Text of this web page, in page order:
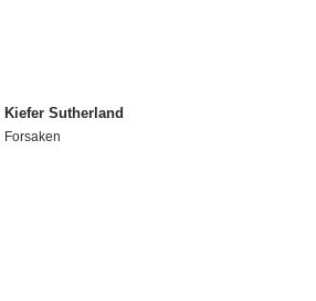
Kiefer Sutherland
Forsaken